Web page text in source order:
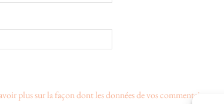
plus sur la façon dont les données de vos commentaires sont